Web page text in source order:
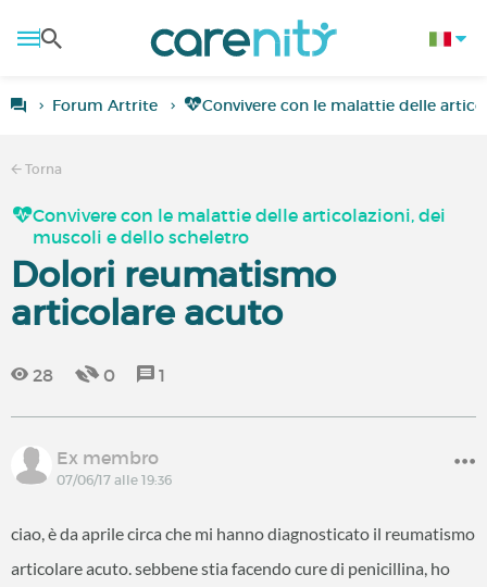
Forum Artrite Convivere con le malattie delle
Torna
Convivere con le malattie delle articolazioni, dei
muscoli e dello scheletro
Dolori reumatismo
articolare acuto
28 0 1
Ex membro
07/06/17 alle 19:36
ciao, è da aprile circa che mi hanno diagnosticato il reumatismo
articolare acuto. sebbene stia facendo cure di penicillina, ho